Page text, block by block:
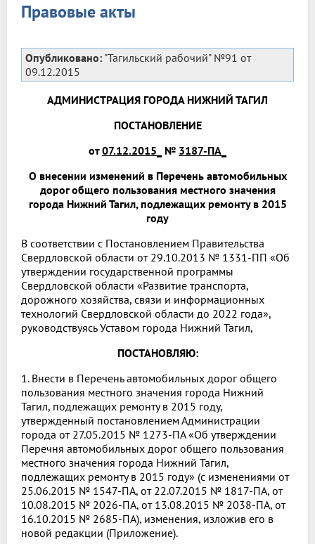
Правовые акты
Опубликовано: "Тагильский рабочий" №91 от
09.12.2015
АДМИНИСТРАЦИЯ ГОРОДА НИЖНИЙ ТАГИЛ
ПОСТАНОВЛЕНИЕ
от07.12.2015_ № 3187-ПА_
О внесении изменений в Перечень автомобильных
дорог общего пользования местного значения
города Нижний Тагил, подлежащих ремонту в 2015
году
В соответствии с Постановлением Правительства
Свердловской области от 29.10.2013 № 1331-ПП «Об
утверждении государственной программы
Свердловской области «Развитие транспорта,
дорожного хозяйства, связи и информационных
технологий Свердловской области до 2022 года»,
руководствуясь Уставом города Нижний Тагил,
ПОСТАНОВЛЯЮ:
1. Внести в Перечень автомобильных дорог общего
пользования местного значения города Нижний
Тагил, подлежащих ремонту в 2015 году,
утвержденный постановлением Администрации
города от 27.05.2015 № 1273-ПА «Об утверждении
Перечня автомобильных дорог общего пользования
местного значения города Нижний Тагил,
подлежащих ремонту в 2015 году» (с изменениями от
25.06.2015 № 1547-ПА, от 22.07.2015 № 1817-ПА, от
10.08.2015 № 2026-ПА, от 13.08.2015 № 2038-ПА, от
16.10.2015 № 2685-ПА), изменения, изложив его в
новой редакции (Приложение).